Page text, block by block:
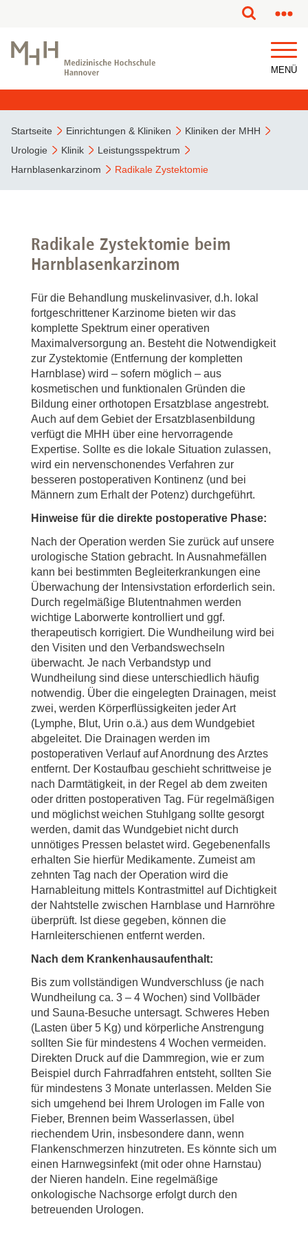
MENÜ
Startseite Einrichtungen & Kliniken
Kliniken der MHH
Urologie
Klinik
Leistungsspektrum
Harnblasenkarzinom
Radikale Zystektomie
Radikale Zystektomie beim
Harnblasenkarzinom
Für die Behandlung muskelinvasiver, d.h. lokal
fortgeschrittener Karzinome bieten wir das
komplette Spektrum einer operativen
Maximalversorgung an. Besteht die Notwendigkeit
zur Zystektomie (Entfernung der kompletten
Harnblase) wird – sofern möglich – aus
kosmetischen und funktionalen Gründen die
Bildung einer orthotopen Ersatzblase angestrebt.
Auch auf dem Gebiet der Ersatzblasenbildung
verfügt die MHH über eine hervorragende
Expertise. Sollte es die lokale Situation zulassen,
wird ein nervenschonendes Verfahren zur
besseren postoperativen Kontinenz (und bei
Männern zum Erhalt der Potenz) durchgeführt.
Hinweise für die direkte postoperative Phase:
Nach der Operation werden Sie zurück auf unsere
urologische Station gebracht. In Ausnahmefällen
kann bei bestimmten Begleiterkrankungen eine
Überwachung der Intensivstation erforderlich sein.
Durch regelmäßige Blutentnahmen werden
wichtige Laborwerte kontrolliert und ggf.
therapeutisch korrigiert. Die Wundheilung wird bei
den Visiten und den Verbandswechseln
überwacht. Je nach Verbandstyp und
Wundheilung sind diese unterschiedlich häufig
notwendig. Über die eingelegten Drainagen, meist
zwei, werden Körperflüssigkeiten jeder Art
(Lymphe, Blut, Urin o.ä.) aus dem Wundgebiet
abgeleitet. Die Drainagen werden im
postoperativen Verlauf auf Anordnung des Arztes
entfernt. Der Kostaufbau geschieht schrittweise je
nach Darmtätigkeit, in der Regel ab dem zweiten
oder dritten postoperativen Tag. Für regelmäßigen
und möglichst weichen Stuhlgang sollte gesorgt
werden, damit das Wundgebiet nicht durch
unnötiges Pressen belastet wird. Gegebenenfalls
erhalten Sie hierfür Medikamente. Zumeist am
zehnten Tag nach der Operation wird die
Harnableitung mittels Kontrastmittel auf Dichtigkeit
der Nahtstelle zwischen Harnblase und Harnröhre
überprüft. Ist diese gegeben, können die
Harnleiterschienen entfernt werden.
Nach dem Krankenhausaufenthalt:
Bis zum vollständigen Wundverschluss (je nach
Wundheilung ca. 3 – 4 Wochen) sind Vollbäder
und Sauna-Besuche untersagt. Schweres Heben
(Lasten über 5 Kg) und körperliche Anstrengung
sollten Sie für mindestens 4 Wochen vermeiden.
Direkten Druck auf die Dammregion, wie er zum
Beispiel durch Fahrradfahren entsteht, sollten Sie
für mindestens 3 Monate unterlassen. Melden Sie
sich umgehend bei Ihrem Urologen im Falle von
Fieber, Brennen beim Wasserlassen, übel
riechendem Urin, insbesondere dann, wenn
Flankenschmerzen hinzutreten. Es könnte sich um
einen Harnwegsinfekt (mit oder ohne Harnstau)
der Nieren handeln. Eine regelmäßige
onkologische Nachsorge erfolgt durch den
betreuenden Urologen.